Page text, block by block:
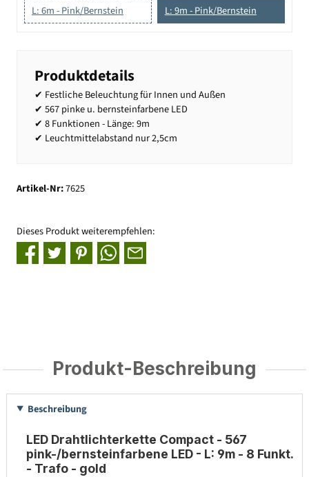
L: 6m - Pink/Bernstein
L: 9m - Pink/Bernstein
Produktdetails
✔ Festliche Beleuchtung für Innen und Außen
✔ 567 pinke u. bernsteinfarbene LED
✔ 8 Funktionen - Länge: 9m
✔ Leuchtmittelabstand nur 2,5cm
Artikel-Nr:7625
Dieses Produkt weiterempfehlen:
Produkt-Beschreibung
Beschreibung
LED Drahtlichterkette Compact - 567
pink-/bernsteinfarbene LED - L: 9m - 8 Funkt.
- Trafo - gold